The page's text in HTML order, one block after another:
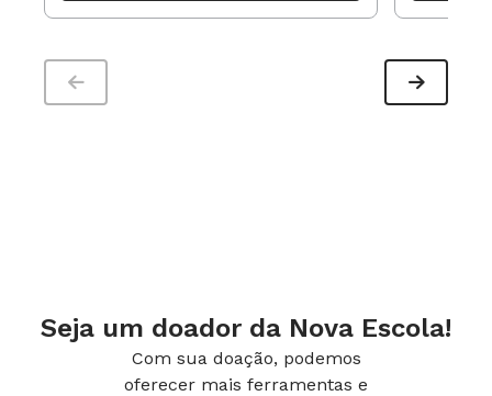
Seja um doador da Nova Escola!
Com sua doação, podemos
oferecer mais ferramentas e